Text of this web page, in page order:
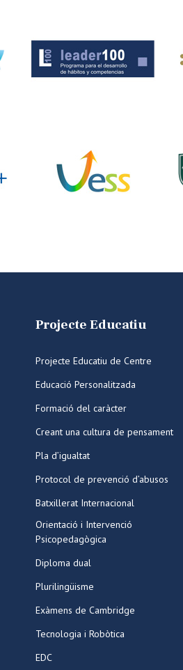
Projecte Educatiu
Projecte Educatiu de Centre
Educació Personalitzada
Formació del caràcter
Creant una cultura de pensament
Pla d’igualtat
Protocol de prevenció d’abusos
Batxillerat Internacional
Orientació i Intervenció
Psicopedagògica
Diploma dual
Plurilingüisme
Exàmens de Cambridge
Tecnologia i Robòtica
EDC